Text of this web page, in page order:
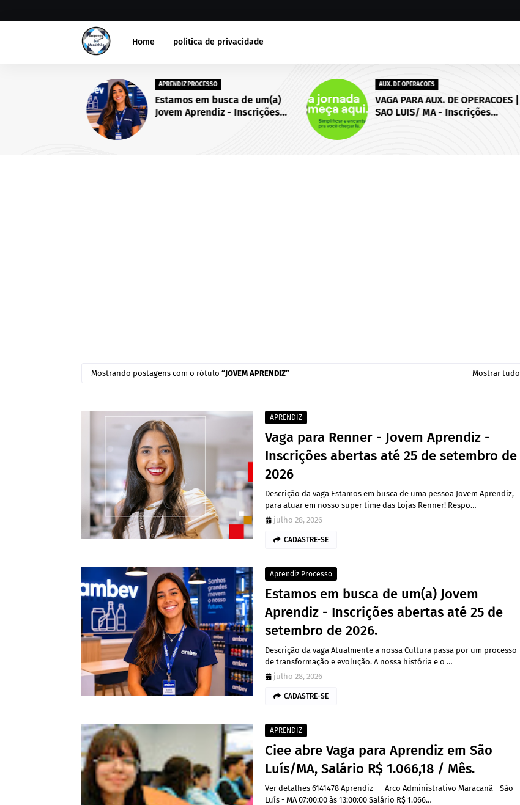
Home politica de privacidade
APRENDIZ PROCESSO
Estamos em busca de um(a)
Jovem Aprendiz - Inscrições
AUX. DE OPERACOES
VAGA PARA AUX. DE OPERACOES |
SAO LUIS/ MA - Inscrições
Mostrando postagens com o rótulo JOVEM APRENDIZ Mostrar tudo
APRENDIZ
Vaga para Renner - Jovem Aprendiz -
Inscrições abertas até 25 de setembro de
2026
Descrição da vaga Estamos em busca de uma pessoa Jovem Aprendiz,
para atuar em nosso super time das Lojas Renner! Respo…
julho 28, 2026
CADASTRE-SE
Aprendiz Processo
Estamos em busca de um(a) Jovem
Aprendiz - Inscrições abertas até 25 de
setembro de 2026.
Descrição da vaga Atualmente a nossa Cultura passa por um processo
de transformação e evolução. A nossa história e o …
julho 28, 2026
CADASTRE-SE
APRENDIZ
Ciee abre Vaga para Aprendiz em São
Luís/MA, Salário R$ 1.066,18 / Mês.
Ver detalhes 6141478 Aprendiz - - Arco Administrativo Maracanã - São
Luís - MA 07:00:00 às 13:00:00 Salário R$ 1.066…